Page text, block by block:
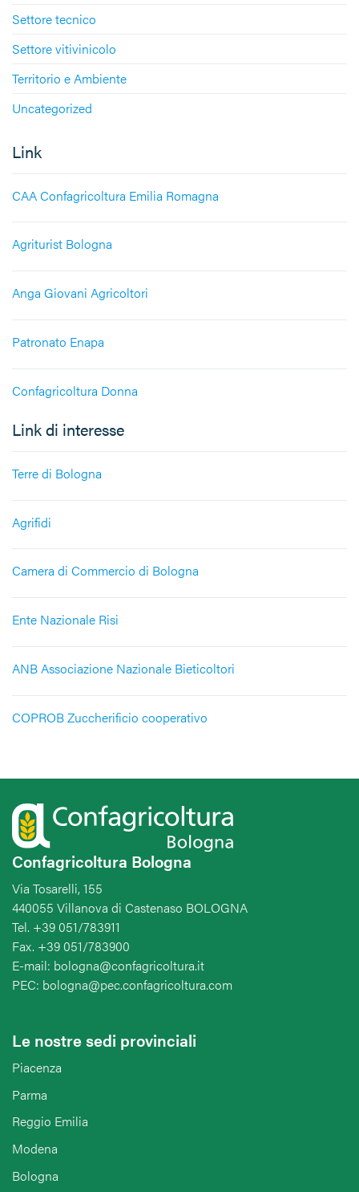
Settore tecnico
Settore vitivinicolo
Territorio e Ambiente
Uncategorized
Link
CAA Confagricoltura Emilia Romagna
Agriturist Bologna
Anga Giovani Agricoltori
Patronato Enapa
Confagricoltura Donna
Link di interesse
Terre di Bologna
Agrifidi
Camera di Commercio di Bologna
Ente Nazionale Risi
ANB Associazione Nazionale Bieticoltori
COPROB Zuccherificio cooperativo
Confagricoltura Bologna
Via Tosarelli, 155
440055 Villanova di Castenaso BOLOGNA
Tel. +39 051/783911
Fax. +39 051/783900
E-mail: bologna@confagricoltura.it
PEC: bologna@pec.confagricoltura.com
Le nostre sedi provinciali
Piacenza
Parma
Reggio Emilia
Modena
Bologna